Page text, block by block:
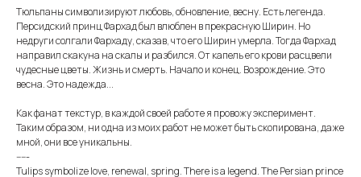
Тюльпаны символизируют любовь, обновление, весну. Есть легенда.
Персидский принц Фархад был влюблен в прекрасную Ширин. Но
недруги солгали Фархаду, сказав, что его Ширин умерла. Тогда Фархад
направил скакуна на скалы и разбился. От капель его крови расцвели
чудесные цветы. Жизнь и смерть. Начало и конец. Возрождение. Это
весна. Это надежда...
Как фанат текстур, в каждой своей работе я провожу эксперимент.
Таким образом, ни одна из моих работ не может быть скопирована, даже
мной, они все уникальны.
-----
Tulips symbolize love, renewal, spring. There is a legend. The Persian prince